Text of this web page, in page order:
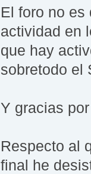
El foro no es
actividad en
que hay
sobretodo el
Y gracias
Respecto al
final he